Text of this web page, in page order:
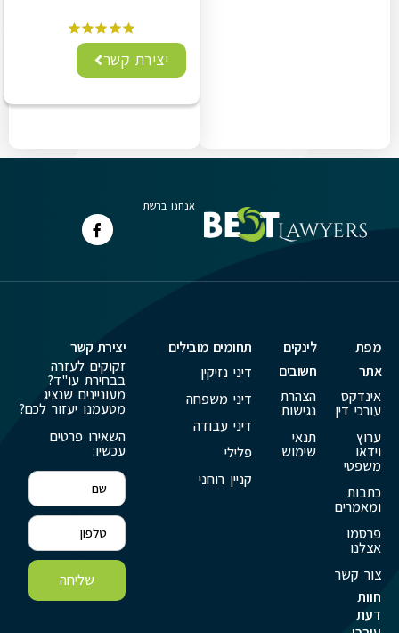
יצירת קשר
אנחנו ברשת
מפת
אתר
אינדקס
עורכי דין
ערוץ
וידאו
משפטי
כתבות
ומאמרים
פרסמו
אצלנו
צור קשר
חוות
דעת
לינקים
חשובים
הצהרת
נגישות
תנאי
שימוש
תחומים מובילים
דיני נזיקין
דיני משפחה
דיני עבודה
פלילי
קניין רוחני
יצירת קשר
זקוקים לעזרה
בבחירת עו"ד?
מעוניינים שנציג
מטעמנו יעזור לכם?
השאירו פרטים
עכשיו:
שליחה